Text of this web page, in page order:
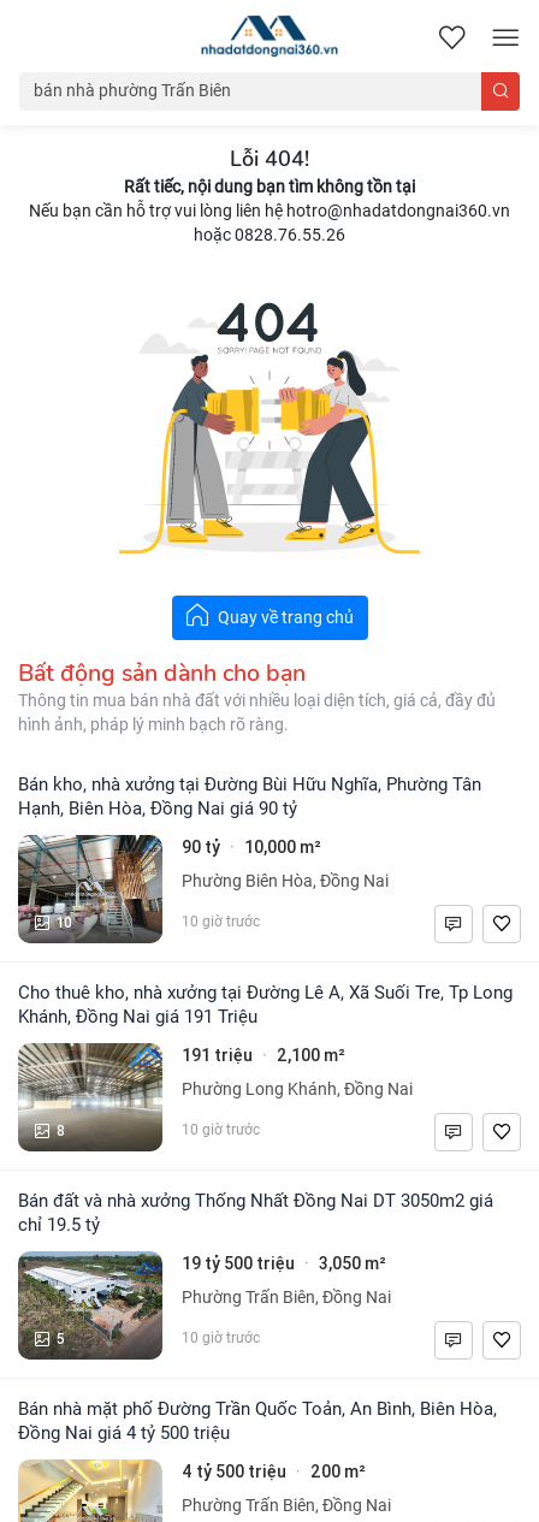
nhadatdongnai360.vn
Lỗi 404!
Rất tiếc, nội dung bạn tìm không tồn tại
Nếu bạn cần hỗ trợ vui lòng liên hệ hotro@nhadatdongnai360.vn
hoặc 0828.76.55.26
Quay về trang chủ
Bất động sản dành cho bạn
Thông tin mua bán nhà đất với nhiều loại diện tích, giá cả, đầy đủ
hình ảnh, pháp lý minh bạch rõ ràng.
Bán kho, nhà xưởng tại Đường Bùi Hữu Nghĩa, Phường Tân
Hạnh, Biên Hòa, Đồng Nai giá 90 tỷ
10
90 tỷ · 10,000 m²
Phường Biên Hòa, Đồng Nai
10 giờ trước
Cho thuê kho, nhà xưởng tại Đường Lê A, Xã Suối Tre, Tp Long
Khánh, Đồng Nai giá 191 Triệu
8
191 triệu · 2,100 m²
Phường Long Khánh, Đồng Nai
10 giờ trước
Bán đất và nhà xưởng Thống Nhất Đồng Nai DT 3050m2 giá
chỉ 19.5 tỷ
5
19 tỷ 500 triệu · 3,050 m²
Phường Trấn Biên, Đồng Nai
10 giờ trước
Bán nhà mặt phố Đường Trần Quốc Toản, An Bình, Biên Hòa,
Đồng Nai giá 4 tỷ 500 triệu
4 tỷ 500 triệu · 200 m²
Phường Trấn Biên, Đồng Nai